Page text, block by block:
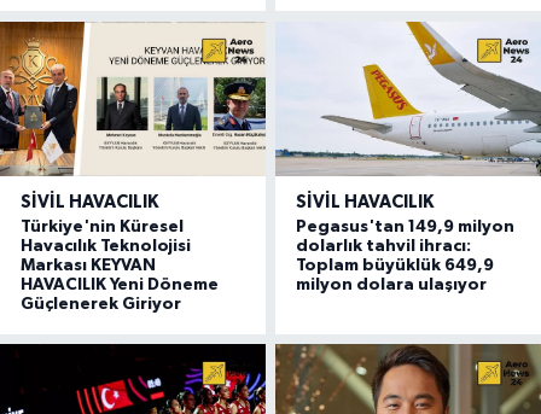
SIVIL HAVACILIK
Türkiye'nin Küresel
Havacılık Teknolojisi
Markası KEYVAN
HAVACILIK Yeni Döneme
Güçlenerek Giriyor
SIVIL HAVACILIK
Pegasus'tan 149,9 milyon
dolarlık tahvil ihracı:
Toplam büyüklük 649,9
milyon dolara ulaşıyor